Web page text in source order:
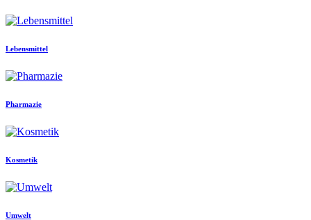
Lebensmittel
Pharmazie
Kosmetik
Umwelt